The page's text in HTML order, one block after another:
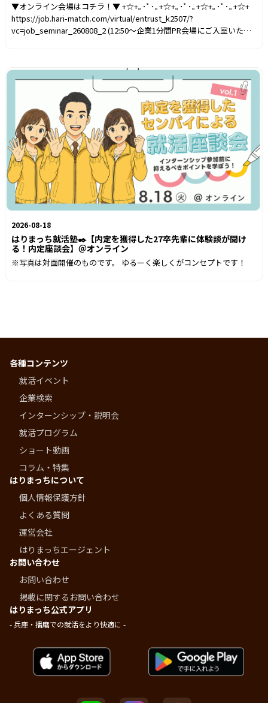
▼オンライン会場はコチラ！▼ +☆+｡･ﾟ･｡+☆+｡･ﾟ･｡+☆+｡･ﾟ･｡+☆+
https://job.hari-match.com/virtual/entrust_k2507/?
vc=job_seminar_260808_2 (12:50～企業1分間PR会場にご入室いただ
入場すれば準備完了！ 企業やセミナーのブースアイコンをクリックす
ると、 自動的にZoomアプリが起動します。山陽電気鉄道出展決定！
🚃✨️兵庫県の人気企業のインターンシップ・オープンカンパニーが見
2026-08-18
はりまっち就活塾✒️【内定を獲得した27卒先輩に体験談が聞け
る！内定座談会】＠オンライン
※写真は対面開催のものです。 ゆるーく楽しくがコンセプトです！
各種コンテンツ
就活イベント
企業検索
インターンシップ・説明会
就活プログラム
ショート動画
コラム・特集
はりまっちについて
個人情報保護方針
よくある質問
運営会社
はりまっちエージェント
お問い合わせ
お問い合わせ
掲載に関するお問い合わせ
はりまっち公式アプリ
- 兵庫・播磨での就活をより快適に -